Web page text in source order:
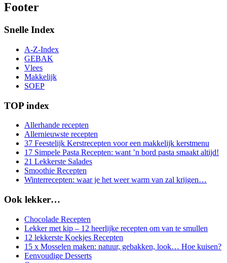
Footer
Snelle Index
A-Z-Index
GEBAK
Vlees
Makkelijk
SOEP
TOP index
Allerhande recepten
Allernieuwste recepten
37 Feestelijk Kerstrecepten voor een makkelijk kerstmenu
17 Simpele Pasta Recepten: want ’n bord pasta smaakt altijd!
21 Lekkerste Salades
Smoothie Recepten
Winterrecepten: waar je het weer warm van zal krijgen…
Ook lekker…
Chocolade Recepten
Lekker met kip – 12 heerlijke recepten om van te smullen
12 lekkerste Koekjes Recepten
15 x Mosselen maken: natuur, gebakken, look… Hoe kuisen?
Eenvoudige Desserts